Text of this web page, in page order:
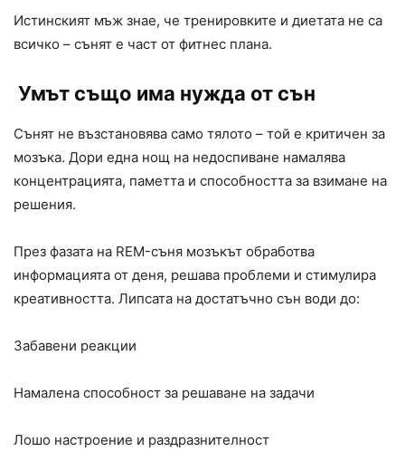
Истинският мъж знае, че тренировките и диетата не са
всичко – сънят е част от фитнес плана.
Умът също има нужда от сън
Сънят не възстановява само тялото – той е критичен за
мозъка. Дори една нощ на недоспиване намалява
концентрацията, паметта и способността за взимане на
решения.
През фазата на REM-съня мозъкът обработва
информацията от деня, решава проблеми и стимулира
креативността. Липсата на достатъчно сън води до:
Забавени реакции
Намалена способност за решаване на задачи
Лошо настроение и раздразнителност